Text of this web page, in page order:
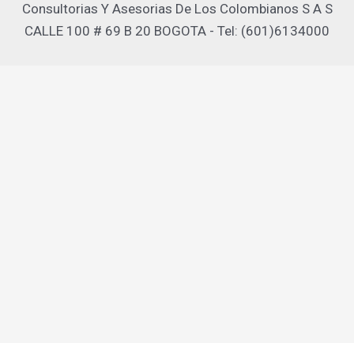
Consultorias Y Asesorias De Los Colombianos S A S
CALLE 100 # 69 B 20 BOGOTA - Tel: (601)6134000